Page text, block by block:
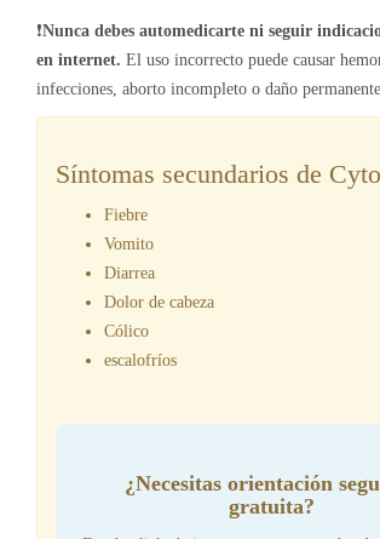
❗Nunca debes automedicarte ni seguir
en internet. El uso incorrecto puede causar
infecciones, aborto incompleto o daño
Síntomas secundarios de
Fiebre
Vomito
Diarrea
Dolor de cabeza
Cólico
escalofríos
¿Necesitas orientación
gratuita?